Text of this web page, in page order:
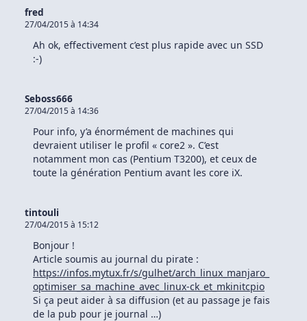
fred
27/04/2015 à 14:34
Ah ok, effectivement c’est plus rapide avec un SSD
:-)
Seboss666
27/04/2015 à 14:36
Pour info, y’a énormément de machines qui
devraient utiliser le profil « core2 ». C’est
notamment mon cas (Pentium T3200), et ceux de
toute la génération Pentium avant les core iX.
tintouli
27/04/2015 à 15:12
Bonjour !
Article soumis au journal du pirate :
https://infos.mytux.fr/s/gulhet/arch_linux_manjaro_
optimiser_sa_machine_avec_linux-ck_et_mkinitcpio
Si ça peut aider à sa diffusion (et au passage je fais
de la pub pour je journal …)